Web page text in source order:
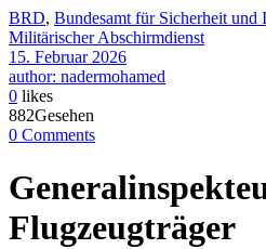
BRD, Bundesamt für Sicherheit und
Militärischer Abschirmdienst
15. Februar 2026
author: nadermohamed
0 likes
882Gesehen
0 Comments
Flugzeugträger